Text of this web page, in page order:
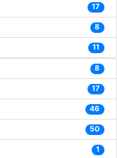
17
8
11
8
17
46
50
1